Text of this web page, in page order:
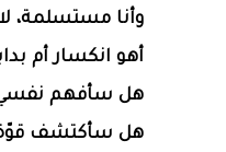
وأنا مستسلمة،
أهو انكسار أم
هل سأفهم نفسي
هل سأكتشف قوّة